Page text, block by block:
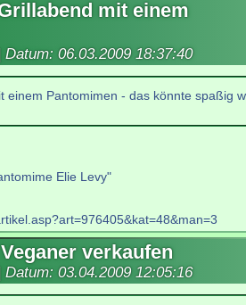
mit einem
Datum: 06.03.2009 18:37:40
einem Pantomimen - das könnte spaßig
Elie Levy"
verkaufen
Datum: 03.04.2009 12:05:16